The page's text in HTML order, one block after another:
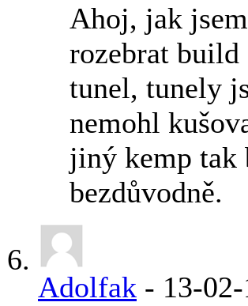
Ahoj, jak
rozebrat build
tunel, tunely
nemohl
jiný kemp tak
bezdůvodně.
Adolfak - 13-